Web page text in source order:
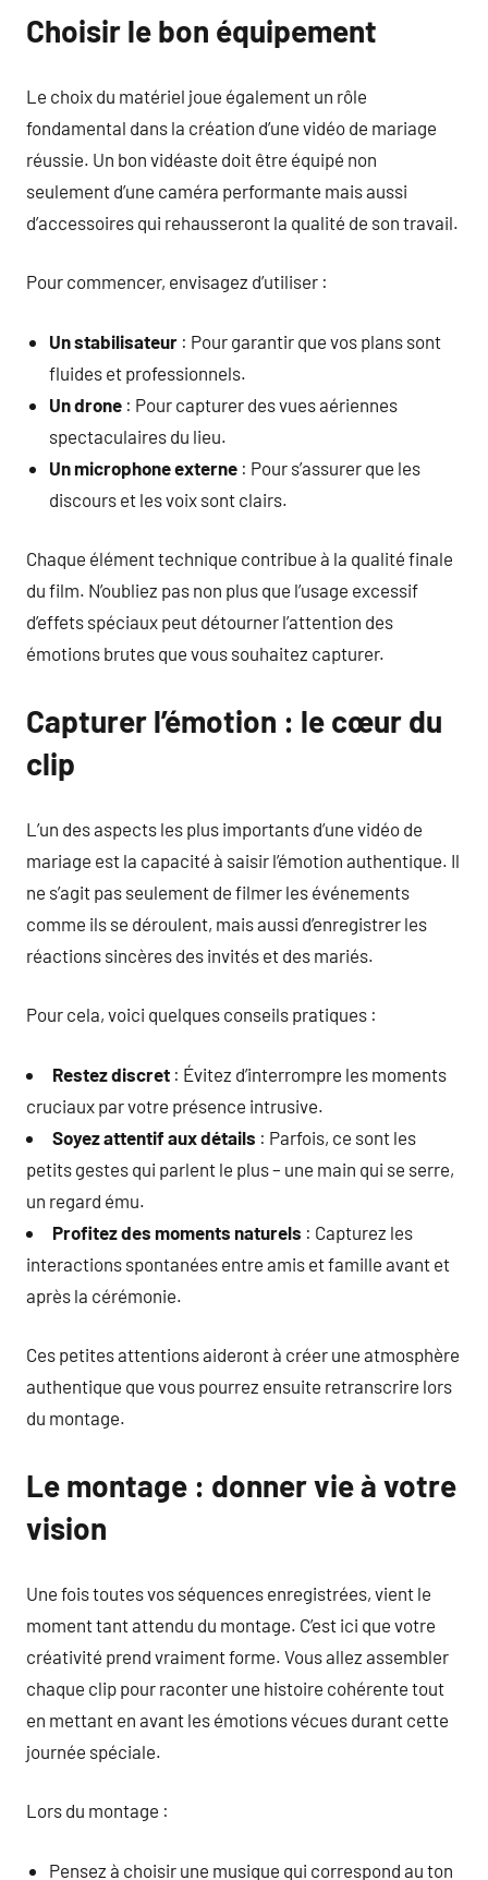
Choisir le bon équipement
Le choix du matériel joue également un rôle
fondamental dans la création d’une vidéo de mariage
réussie. Un bon vidéaste doit être équipé non
seulement d’une caméra performante mais aussi
d’accessoires qui rehausseront la qualité de son travail.
Pour commencer, envisagez d’utiliser :
Un stabilisateur : Pour garantir que vos plans sont
fluides et professionnels.
Un drone : Pour capturer des vues aériennes
spectaculaires du lieu.
Un microphone externe : Pour s’assurer que les
discours et les voix sont clairs.
Chaque élément technique contribue à la qualité finale
du film. N’oubliez pas non plus que l’usage excessif
d’effets spéciaux peut détourner l’attention des
émotions brutes que vous souhaitez capturer.
Capturer l’émotion : le cœur du
clip
L’un des aspects les plus importants d’une vidéo de
mariage est la capacité à saisir l’émotion authentique. Il
ne s’agit pas seulement de filmer les événements
comme ils se déroulent, mais aussi d’enregistrer les
réactions sincères des invités et des mariés.
Pour cela, voici quelques conseils pratiques :
Restez discret : Évitez d’interrompre les moments
cruciaux par votre présence intrusive.
Soyez attentif aux détails : Parfois, ce sont les
petits gestes qui parlent le plus – une main qui se serre,
un regard ému.
Profitez des moments naturels : Capturez les
interactions spontanées entre amis et famille avant et
après la cérémonie.
Ces petites attentions aideront à créer une atmosphère
authentique que vous pourrez ensuite retranscrire lors
du montage.
Le montage : donner vie à votre
vision
Une fois toutes vos séquences enregistrées, vient le
moment tant attendu du montage. C’est ici que votre
créativité prend vraiment forme. Vous allez assembler
chaque clip pour raconter une histoire cohérente tout
en mettant en avant les émotions vécues durant cette
journée spéciale.
Lors du montage :
Pensez à choisir une musique qui correspond au ton